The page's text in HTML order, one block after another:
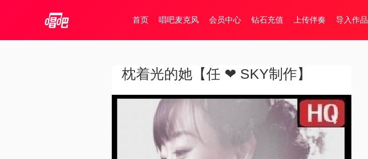
首页 唱吧麦克风 会员中心 钻石充值 上传伴奏 导入作品
枕着光的她【任 ❤ SKY制作】